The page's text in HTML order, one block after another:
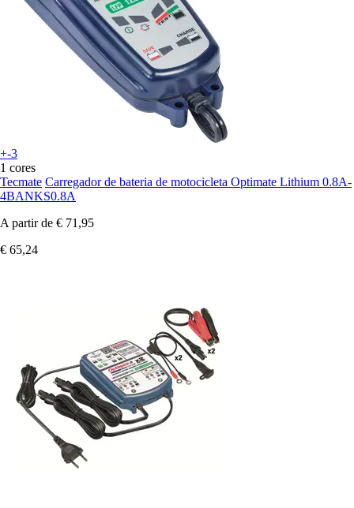
+-3
1 cores
Tecmate Carregador de bateria de motocicleta Optimate Lithium 0.8A-
4BANKS0.8A
A partir de € 71,95
€ 65,24